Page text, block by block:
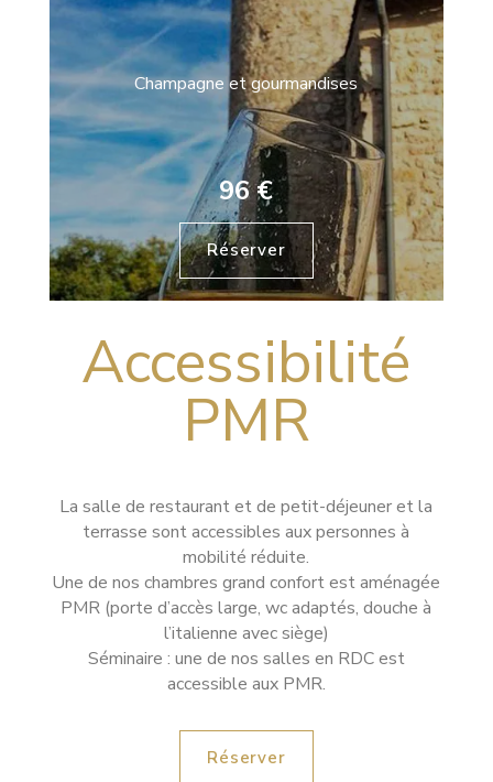
Champagne et gourmandises
96 €
Réserver
Accessibilité
PMR
La salle de restaurant et de petit-déjeuner et la
terrasse sont accessibles aux personnes à
mobilité réduite.
Une de nos chambres grand confort est aménagée
PMR (porte d’accès large, wc adaptés, douche à
l’italienne avec siège)
Séminaire : une de nos salles en RDC est
accessible aux PMR.
Réserver